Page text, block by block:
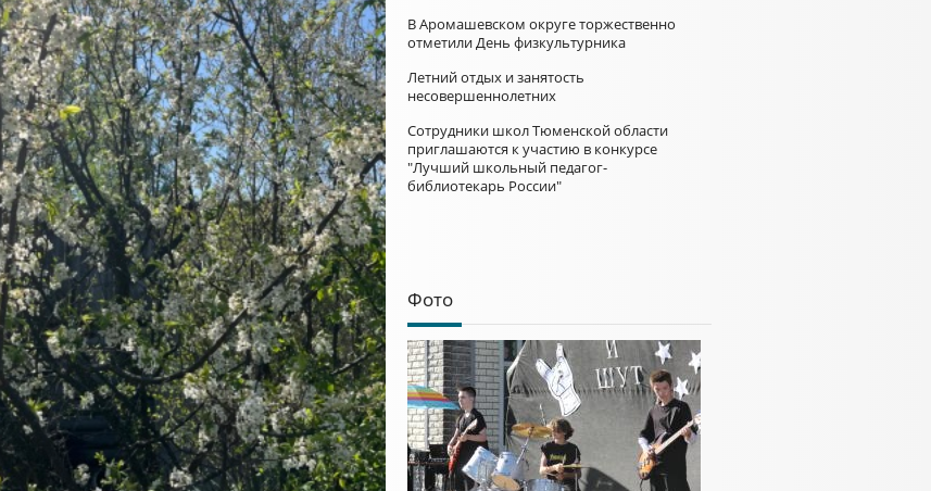
В Аромашевском округе торжественно
отметили День физкультурника
Летний отдых и занятость
несовершеннолетних
Сотрудники школ Тюменской области
приглашаются к участию в конкурсе
"Лучший школьный педагог-
библиотекарь России"
Фото